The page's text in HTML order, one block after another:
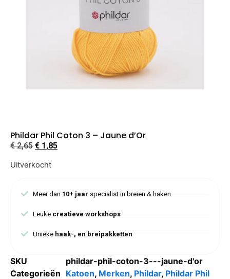
Phildar Phil Coton 3 – Jaune d’Or
€2,65 € 1,85
Uitverkocht
Meer dan 10+ jaar specialist in breien & haken
Leuke creatieve workshops
Uniekehaak-, en breipakketten
SKU
phildar-phil-coton-3---jaune-d'or
Categorieën Katoen, Merken, Phildar, Phildar Phil